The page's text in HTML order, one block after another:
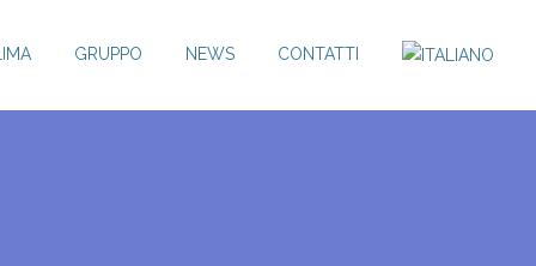
GRUPPO NEWS CONTATTI